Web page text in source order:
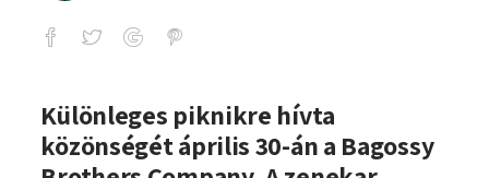
Kétezer facsemetét ültetett a Bagossy
Különleges piknikre hívta
közönségét április 30-án a Bagossy